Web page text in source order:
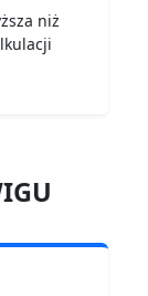
niż